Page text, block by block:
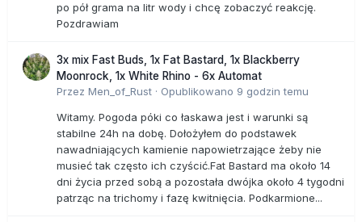
po pół grama na litr wody i chcę zobaczyć reakcję.
Pozdrawiam
3x mix Fast Buds, 1x Fat Bastard, 1x Blackberry
Moonrock, 1x White Rhino - 6x Automat
Przez Men_of_Rust · Opublikowano 9 godzin temu
Witamy. Pogoda póki co łaskawa jest i warunki są
stabilne 24h na dobę. Dołożyłem do podstawek
nawadniających kamienie napowietrzające żeby nie
musieć tak często ich czyścić.Fat Bastard ma około 14
dni życia przed sobą a pozostała dwójka około 4 tygodni
patrząc na trichomy i fazę kwitnięcia. Podkarmione...